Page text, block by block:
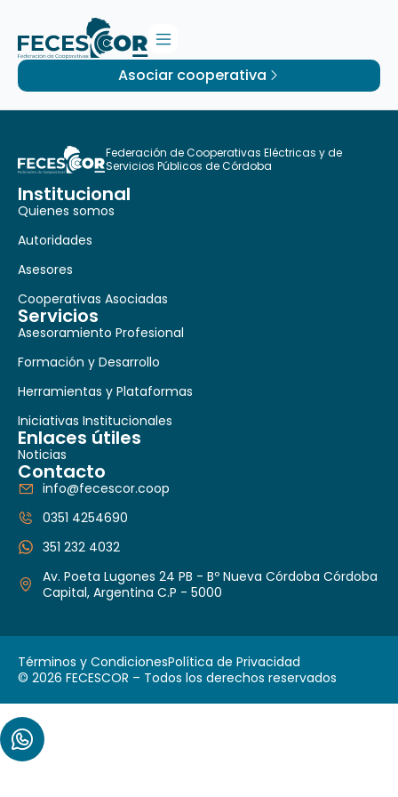
Asociar cooperativa
Federación de Cooperativas Eléctricas y de
Servicios Públicos de Córdoba
Institucional
Quienes somos
Autoridades
Asesores
Cooperativas Asociadas
Servicios
Asesoramiento Profesional
Formación y Desarrollo
Herramientas y Plataformas
Iniciativas Institucionales
Enlaces útiles
Noticias
Contacto
info@fecescor.coop
0351 4254690
351 232 4032
Av. Poeta Lugones 24 PB - Bº Nueva Córdoba Córdoba
Capital, Argentina C.P - 5000
© 2026 FECESCOR – Todos los derechos reservados
Términos y CondicionesPolítica de Privacidad